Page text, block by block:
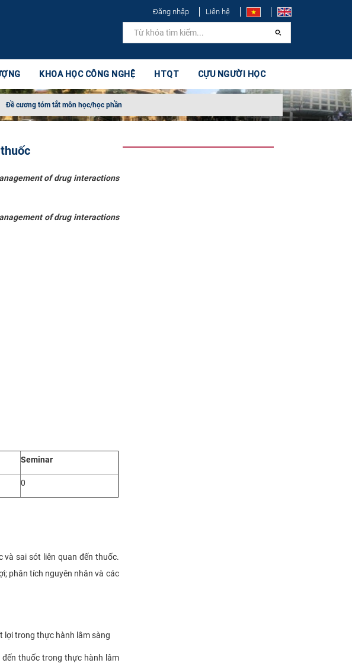
Đăng nhập Liên hệ
KHOA HỌC CÔNG NGHỆ HTQT CỰU NGƯỜI HỌC
Đề cương tóm tắt môn học/học phần
of drug interactions
of drug interactions
Seminar
0
và sai sót liên quan đến thuốc.
phân tích nguyên nhân và các
lợi trong thực hành lâm sàng
đến thuốc trong thực hành lâm